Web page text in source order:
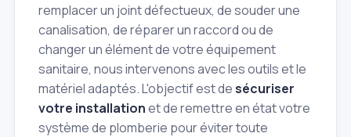
remplacer un joint défectueux, de souder une
canalisation, de réparer un raccord ou de
changer un élément de votre équipement
sanitaire, nous intervenons avec les outils et le
matériel adaptés. L'objectif est desécuriser
votre installationet de remettre en état votre
système de plomberie pour éviter toute